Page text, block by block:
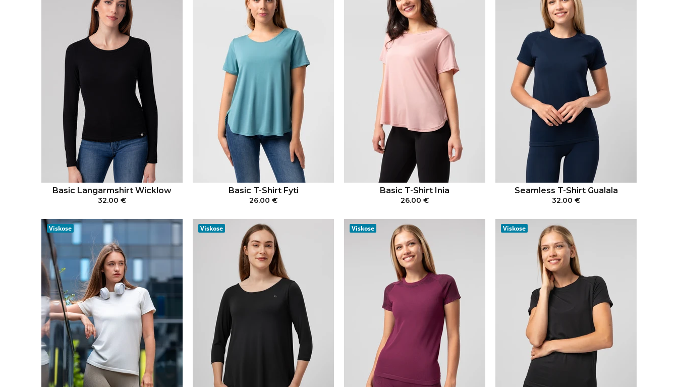
Basic Langarmshirt Wicklow
32.00 €
IN DEN WARENKORB
Basic T-Shirt Fyti
26.00 €
IN DEN WARENKORB
Basic T-Shirt Inia
26.00 €
IN DEN WARENKORB
Seamless T-Shirt Gualala
32.00 €
IN DEN WARENKORB
Viskose Viskose Viskose Viskose